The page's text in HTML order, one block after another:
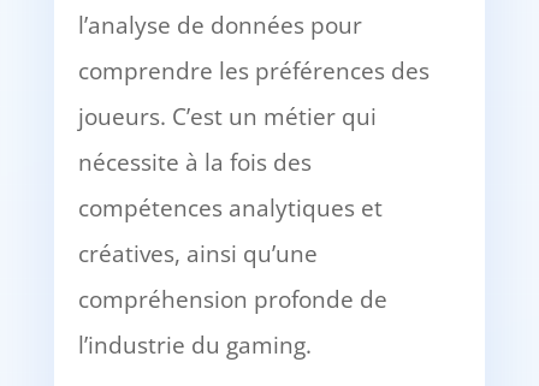
l’analyse de données pour
comprendre les préférences des
joueurs. C’est un métier qui
nécessite à la fois des
compétences analytiques et
créatives, ainsi qu’une
compréhension profonde de
l’industrie du gaming.